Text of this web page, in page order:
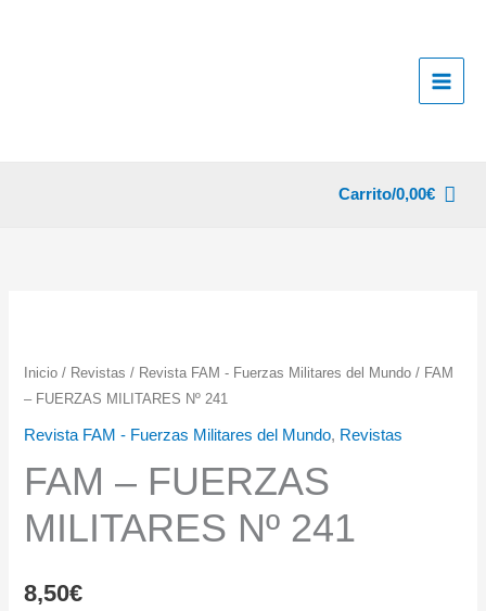
Carrito/0,00€
Inicio / Revistas / Revista FAM - Fuerzas Militares del Mundo / FAM
– FUERZAS MILITARES Nº 241
Revista FAM - Fuerzas Militares del Mundo, Revistas
FAM – FUERZAS
MILITARES Nº 241
8,50€